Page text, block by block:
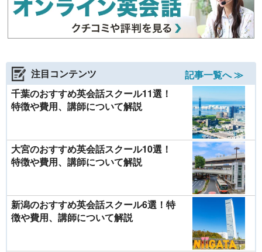
注目コンテンツ
記事一覧へ ≫
千葉のおすすめ英会話スクール11選！
特徴や費用、講師について解説
大宮のおすすめ英会話スクール10選！
特徴や費用、講師について解説
新潟のおすすめ英会話スクール6選！特
徴や費用、講師について解説